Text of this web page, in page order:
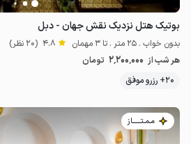
بوتیک هتل نزدیک نقش جهان - دبل
بدون خواب . 25 متر . تا 3 مهمان 4.8 (20 نظر)
هر شب از 2٬200٬000 تومان
20+ رزرو موفق
مـمـتــــــاز